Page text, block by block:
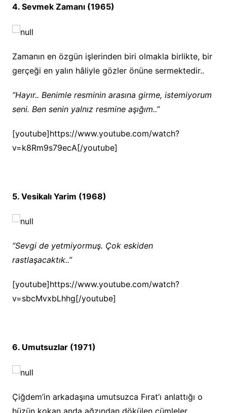
4. Sevmek Zamanı (1965)
Zamanın en özgün işlerinden biri olmakla birlikte, bir
gerçeği en yalın hâliyle gözler önüne sermektedir..
“Hayır.. Benimle resminin arasına girme, istemiyorum
seni. Ben senin yalnız resmine aşığım..”
[youtube]https://www.youtube.com/watch?
v=k8Rm9s79ecA[/youtube]
5. Vesikalı Yarim (1968)
“Sevgi de yetmiyormuş. Çok eskiden
rastlaşacaktık..”
[youtube]https://www.youtube.com/watch?
v=sbcMvxbLhhg[/youtube]
6. Umutsuzlar (1971)
Çiğdem’in arkadaşına umutsuzca Fırat’ı anlattığı o
hüzün kokan anda ağzından dökülen cümleler..